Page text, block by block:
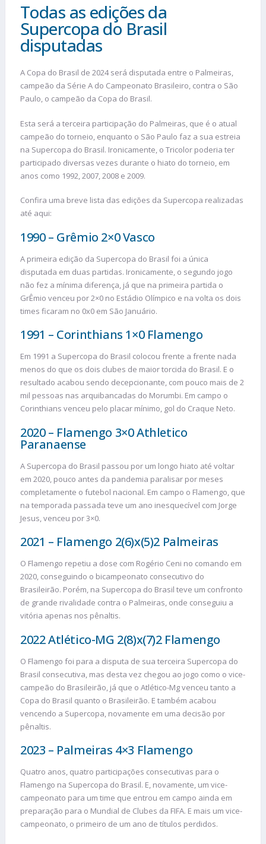
Todas as edições da
Supercopa do Brasil
disputadas
A Copa do Brasil de 2024 será disputada entre o Palmeiras,
campeão da Série A do Campeonato Brasileiro, contra o São
Paulo, o campeão da Copa do Brasil.
Esta será a terceira participação do Palmeiras, que é o atual
campeão do torneio, enquanto o São Paulo faz a sua estreia
na Supercopa do Brasil. Ironicamente, o Tricolor poderia ter
participado diversas vezes durante o hiato do torneio, em
anos como 1992, 2007, 2008 e 2009.
Confira uma breve lista das edições da Supercopa realizadas
até aqui:
1990 – Grêmio 2×0 Vasco
A primeira edição da Supercopa do Brasil foi a única
disputada em duas partidas. Ironicamente, o segundo jogo
não fez a mínima diferença, já que na primeira partida o
GrÊmio venceu por 2×0 no Estádio Olímpico e na volta os dois
times ficaram no 0x0 em São Januário.
1991 – Corinthians 1×0 Flamengo
Em 1991 a Supercopa do Brasil colocou frente a frente nada
menos do que os dois clubes de maior torcida do Brasil. E o
resultado acabou sendo decepcionante, com pouco mais de 2
mil pessoas nas arquibancadas do Morumbi. Em campo o
Corinthians venceu pelo placar mínimo, gol do Craque Neto.
2020 – Flamengo 3×0 Athletico
Paranaense
A Supercopa do Brasil passou por um longo hiato até voltar
em 2020, pouco antes da pandemia paralisar por meses
completamente o futebol nacional. Em campo o Flamengo, que
na temporada passada teve um ano inesquecível com Jorge
Jesus, venceu por 3×0.
2021 – Flamengo 2(6)x(5)2 Palmeiras
O Flamengo repetiu a dose com Rogério Ceni no comando em
2020, conseguindo o bicampeonato consecutivo do
Brasileirão. Porém, na Supercopa do Brasil teve um confronto
de grande rivalidade contra o Palmeiras, onde conseguiu a
vitória apenas nos pênaltis.
2022 Atlético-MG 2(8)x(7)2 Flamengo
O Flamengo foi para a disputa de sua terceira Supercopa do
Brasil consecutiva, mas desta vez chegou ao jogo como o vice-
campeão do Brasileirão, já que o Atlético-Mg venceu tanto a
Copa do Brasil quanto o Brasileirão. E também acabou
vencendo a Supercopa, novamente em uma decisão por
pênaltis.
2023 – Palmeiras 4×3 Flamengo
Quatro anos, quatro participações consecutivas para o
Flamengo na Supercopa do Brasil. E, novamente, um vice-
campeonato para um time que entrou em campo ainda em
preparação para o Mundial de Clubes da FIFA. E mais um vice-
campeonato, o primeiro de um ano de títulos perdidos.